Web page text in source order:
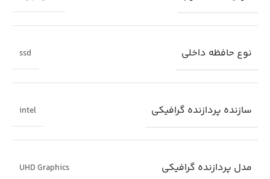
نوع حافظه داخلی ssd
سازنده پردازنده گرافیکی intel
مدل پردازنده گرافیکی UHD Graphics